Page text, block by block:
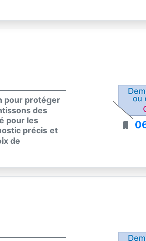
pour protéger
des
pour les
précis et
de